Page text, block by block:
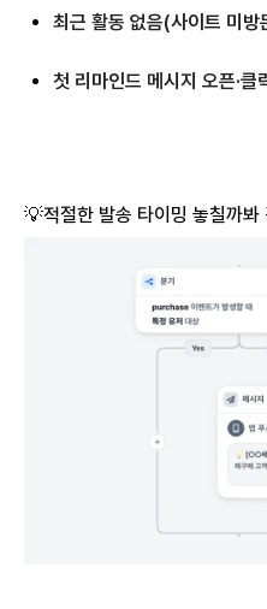
최근 활동 없음(사이트 미방
첫 리마인드 메시지 오픈·클
💡적절한 발송 타이밍 놓칠까봐